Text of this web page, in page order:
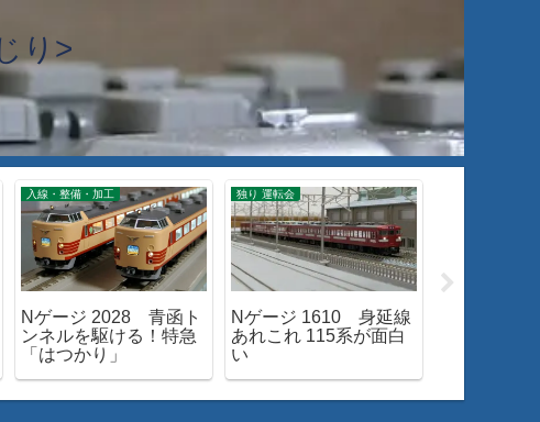
り>
入線・整備・加工
Nゲージ 2028 青函ト
ンネルを駆ける！特急
「はつかり」
独り 運転会
Nゲージ 1610 身延線
あれこれ 115系が面白
い